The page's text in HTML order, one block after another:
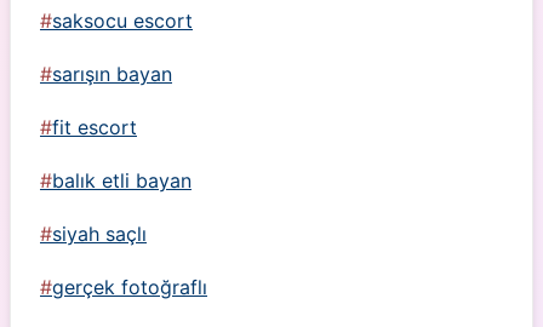
saksocu escort
sarışın bayan
fit escort
balık etli bayan
siyah saçlı
gerçek fotoğraflı